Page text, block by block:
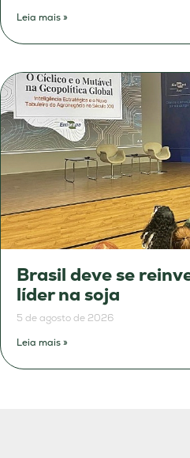
Leia mais »
Brasil deve se
líder na soja
5 de agosto de 2026
Leia mais »